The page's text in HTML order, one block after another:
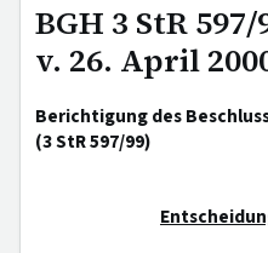
BGH 3 StR
v. 26. April
Berichtigung des
(3 StR 597/99)